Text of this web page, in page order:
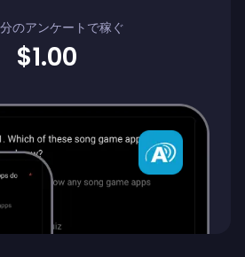
のアンケートで稼ぐ
$1.00